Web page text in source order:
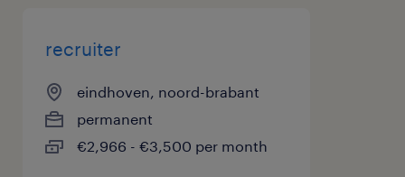
recruiter
eindhoven, noord-brabant
permanent
€2,966 - €3,500 per month